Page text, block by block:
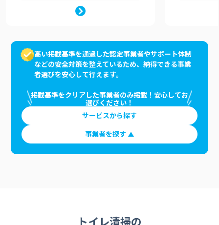
高い掲載基準を通過した認定事業者やサポート体制
などの安全対策を整えているため、納得できる事業
者選びを安心して行えます。
掲載基準をクリアした事業者のみ掲載！安心してお
選びください！
サービスから探す
事業者を探す
トイレ清掃の